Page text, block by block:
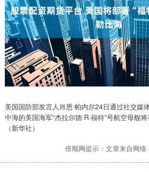
美国国防部发言人肖恩·帕内尔24日通过社交媒
中海的美国海军“杰拉尔德·R·福特”号航空母舰
（新华社）
倍顺网提示：文章来自网络